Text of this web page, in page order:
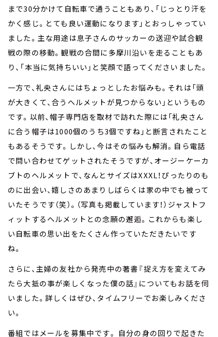
まで30分かけて自転車で通うこともあり、「じっとり汗を
かく感じ。とても良い運動になります」とおっしゃってい
ました。主な用途は息子さんのサッカーの送迎や試合観
戦の際の移動。観戦の合間に多摩川沿いを走ることもあ
り、「本当に気持ちいい」と笑顔で語ってくださいました。
一方で、礼央さんにはちょっとしたお悩みも。それは「頭
が大きくて、合うヘルメットが見つからない」というもの
です。以前、帽子専門店を取材で訪れた際には「礼央さん
に合う帽子は1000個のうち3個ですね」と断言されたこと
もあるそうです。しかし、今はその悩みも解消。自ら電話
で問い合わせてゲットされたそうですが、オージーケーカ
ブトのヘルメットで、なんとサイズはXXXL！ぴったりのも
のに出会い、嬉しさのあまりしばらくは家の中でも被って
いたそうです（笑）。（写真も掲載しています！）ジャストフ
ィットするヘルメットとの念願の邂逅。これからも楽し
い自転車の思い出をたくさん作っていただきたいです
ね。
さらに、主婦の友社から発売中の著書『捉え方を変えてみ
たら大抵の事が楽しくなった僕の話』についてもお話を伺
いました。詳しくはぜひ、タイムフリーでお楽しみくださ
い。
番組ではメールを募集中です。 自分の身の回りで起きた